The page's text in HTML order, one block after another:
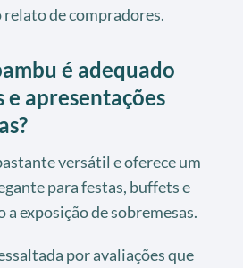
de compradores.
é adequado
e apresentações
versátil e oferece um
para festas, buffets e
exposição de sobremesas.
por avaliações que